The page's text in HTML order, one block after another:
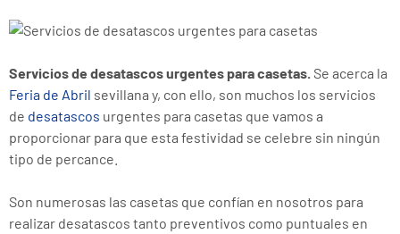
Servicios de desatascos urgentes para casetas. Se acerca la
Feria de Abril sevillana y, con ello, son muchos los servicios
de desatascos urgentes para casetas que vamos a
proporcionar para que esta festividad se celebre sin ningún
tipo de percance.
Son numerosas las casetas que confían en nosotros para
realizar desatascos tanto preventivos como puntuales en